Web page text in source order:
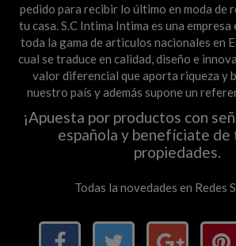
pedido para recibir lo último en moda de
tu casa. S.C Intima Intima es una
toda la gama de articulos nacionales en
cual se traduce en calidad, diseño e
valor diferencial que aporta riqueza y
nuestro país y además supone un
¡Apuesta por productos con
española y benefíciate de
propiedades.
Todas la novedades en Redes